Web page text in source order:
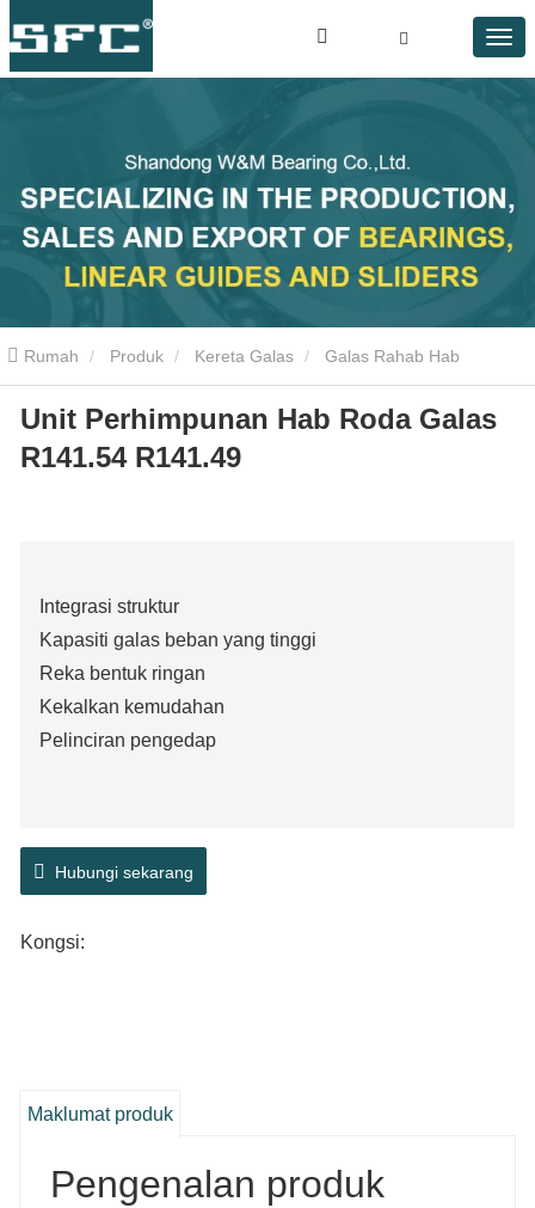
Rumah Produk Kereta Galas
R141.54 R141.49
Unit Perhimpunan Hab Roda Galas
R141.54 R141.49
Integrasi struktur
Kapasiti galas beban yang tinggi
Reka bentuk ringan
Kekalkan kemudahan
Pelinciran pengedap
Hubungi sekarang
Kongsi:
Maklumat produk
Pengenalan produk